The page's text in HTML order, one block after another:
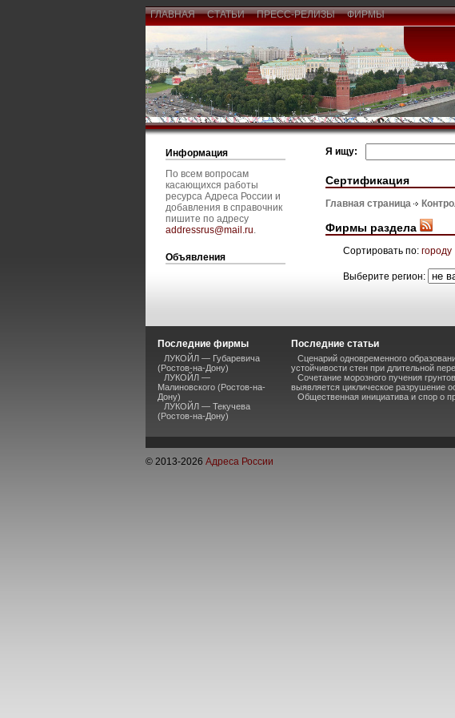
ГЛАВНАЯ СТАТЬИ ПРЕСС-РЕЛИЗЫ ФИРМЫ
Информация
По всем вопросам
касающихся работы
ресурса Адреса России и
добавления в справочник
пишите по адресу
addressrus@mail.ru.
Объявления
Я ищу:
Сертификация
Главная страница
Фирмы раздела
Сортировать по: городу
Выберите регион:
Последние фирмы
ЛУКОЙЛ — Губаревича
(Ростов-на-Дону)
ЛУКОЙЛ —
Малиновского (Ростов-на-
Дону)
ЛУКОЙЛ — Текучева
(Ростов-на-Дону)
Последние статьи
Сценарий одновременного
устойчивости стен при длительной
Сочетание морозного пучения
выявляется циклическое разрушение
Общественная инициатива и спор о
© 2013-2026 Адреса России